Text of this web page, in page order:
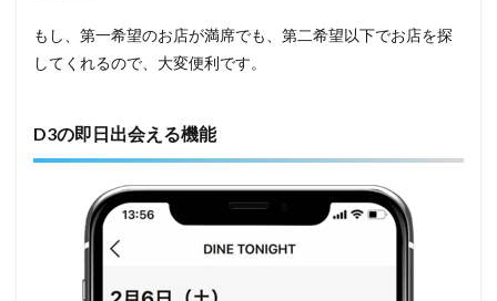
もし、第一希望のお店が満席でも、第二希望以下でお店を探
してくれるので、大変便利です。
D3の即日出会える機能